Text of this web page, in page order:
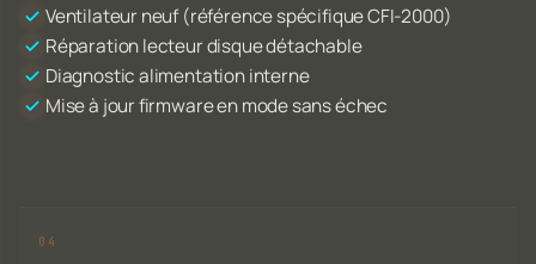
Ventilateur neuf (référence spécifique CFI-2000)
Réparation lecteur disque détachable
Diagnostic alimentation interne
Mise à jour firmware en mode sans échec